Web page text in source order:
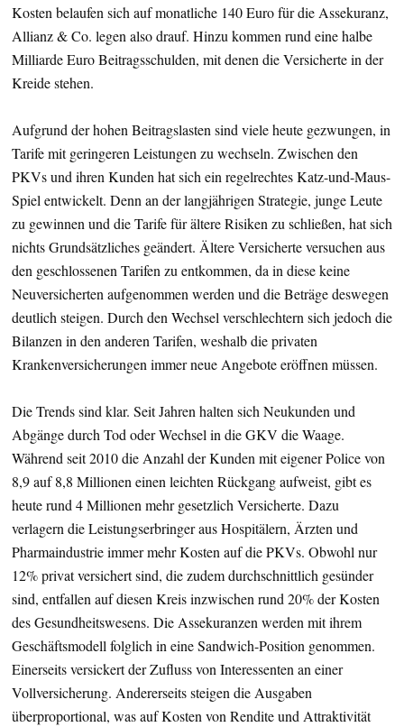
Kosten belaufen sich auf monatliche 140 Euro für die Assekuranz,
Allianz & Co. legen also drauf. Hinzu kommen rund eine halbe
Milliarde Euro Beitragsschulden, mit denen die Versicherte in der
Kreide stehen.
Aufgrund der hohen Beitragslasten sind viele heute gezwungen, in
Tarife mit geringeren Leistungen zu wechseln. Zwischen den
PKVs und ihren Kunden hat sich ein regelrechtes Katz-und-Maus-
Spiel entwickelt. Denn an der langjährigen Strategie, junge Leute
zu gewinnen und die Tarife für ältere Risiken zu schließen, hat sich
nichts Grundsätzliches geändert. Ältere Versicherte versuchen aus
den geschlossenen Tarifen zu entkommen, da in diese keine
Neuversicherten aufgenommen werden und die Beträge deswegen
deutlich steigen. Durch den Wechsel verschlechtern sich jedoch die
Bilanzen in den anderen Tarifen, weshalb die privaten
Krankenversicherungen immer neue Angebote eröffnen müssen.
Die Trends sind klar. Seit Jahren halten sich Neukunden und
Abgänge durch Tod oder Wechsel in die GKV die Waage.
Während seit 2010 die Anzahl der Kunden mit eigener Police von
8,9 auf 8,8 Millionen einen leichten Rückgang aufweist, gibt es
heute rund 4 Millionen mehr gesetzlich Versicherte. Dazu
verlagern die Leistungserbringer aus Hospitälern, Ärzten und
Pharmaindustrie immer mehr Kosten auf die PKVs. Obwohl nur
12% privat versichert sind, die zudem durchschnittlich gesünder
sind, entfallen auf diesen Kreis inzwischen rund 20% der Kosten
des Gesundheitswesens. Die Assekuranzen werden mit ihrem
Geschäftsmodell folglich in eine Sandwich-Position genommen.
Einerseits versickert der Zufluss von Interessenten an einer
Vollversicherung. Andererseits steigen die Ausgaben
überproportional, was auf Kosten von Rendite und Attraktivität